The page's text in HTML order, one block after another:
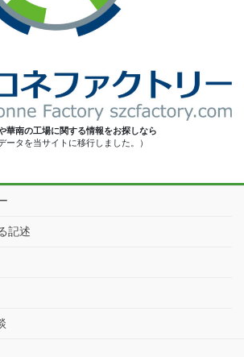
華南の工場に関する情報をお探しなら
ータを当サイトに移行しました。）
記述